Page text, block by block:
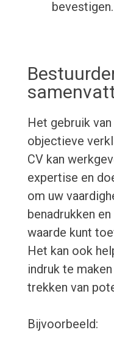
bevestigen.
Het gebruik
objectieve
CV kan
expertise en
om uw
benadrukken
waarde kunt
Het kan ook
indruk te
trekken van
Bijvoorbeeld: